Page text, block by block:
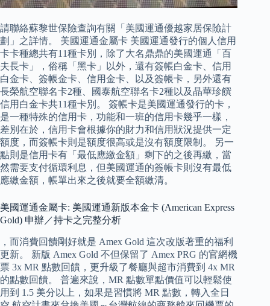
請聯絡蘇黎世保險查詢有關「美國運通優越家居保險計
劃」之詳情。 美國運通金屬卡 美國運通發行的個人信用
卡卡種總共有11種卡別，除了大名鼎鼎的美國運通「百
夫長卡」，俗稱「黑卡」以外，還有簽帳白金卡、信用
白金卡、簽帳金卡、信用金卡、以及簽帳卡，另外還有
長榮航空聯名卡2種、國泰航空聯名卡2種以及晶華珍饌
信用白金卡共11種卡別。 簽帳卡是美國運通發行的卡，
是一種特殊的信用卡，功能和一班的信用卡幾乎一樣，
差別在於，信用卡會根據你的財力和信用狀況提供一定
額度，而簽帳卡則是額度很高或是沒有額度限制。 另一
點則是信用卡有「最低應繳金額」剩下的之後再繳，當
然需要支付循環利息，但美國運通的簽帳卡則沒有最低
應繳金額，帳單出來之後就要全額繳清。
美國運通金屬卡: 美國運通新版本金卡 (American Express
Gold) 申辦／持卡之完整分析
，而消費回饋剛好就是 Amex Gold 這次改版著重的福利
更新。 新版 Amex Gold 不但保留了 Amex PRG 的官網機
票 3x MR 點數回饋，更升級了餐廳與超市消費到 4x MR
的點數回饋。 普遍來說，MR 點數單點價值可以輕鬆使
用到 1.5 美分以上，如果是習慣將 MR 點數，轉入全日